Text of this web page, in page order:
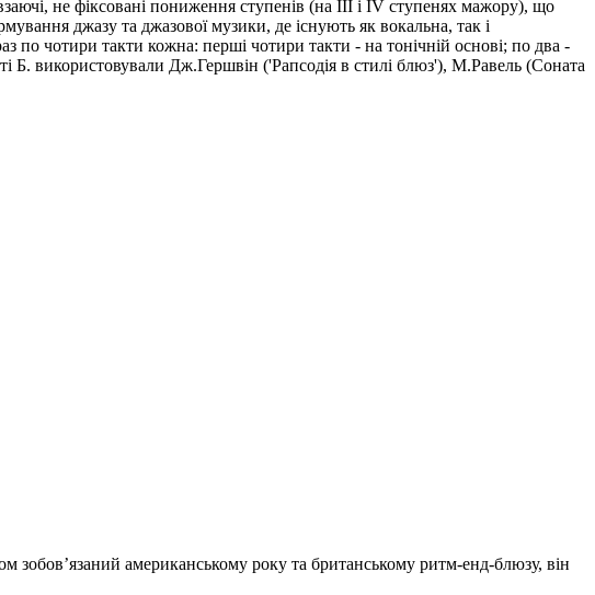
не фіксовані пониження ступенів (на III і IV ступенях мажору), що
джазу та джазової музики, де існують як вокальна, так і
по чотири такти кожна: перші чотири такти - на тонічній основі; по два -
Б. використовували Дж.Гершвін ('Рапсодія в стилі блюз'), М.Равель (Соната
американському року та британському ритм-енд-блюзу, він